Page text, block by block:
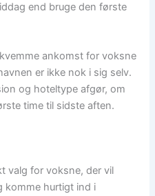
end bruge den første
ankomst for voksne
er ikke nok i sig selv.
og hoteltype afgør, om
time til sidste aften.
valg for voksne, der vil
komme hurtigt ind i